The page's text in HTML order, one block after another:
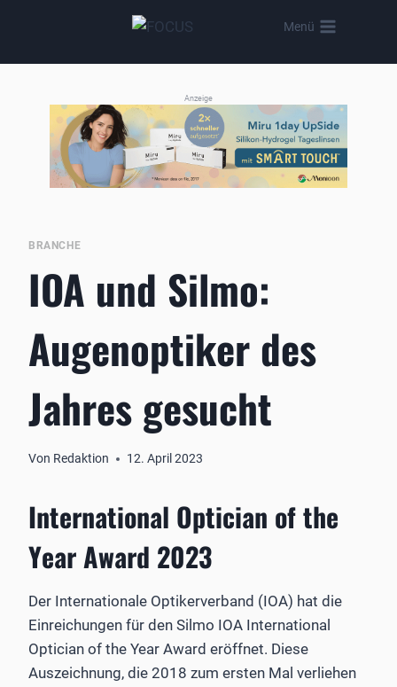
Menü
Anzeige
BRANCHE
IOA und Silmo:
Augenoptiker des
Jahres gesucht
Von Redaktion 12. April 2023
International Optician of the
Year Award 2023
Der Internationale Optikerverband (IOA) hat die
Einreichungen für den Silmo IOA International
Optician of the Year Award eröffnet. Diese
Auszeichnung, die 2018 zum ersten Mal verliehen